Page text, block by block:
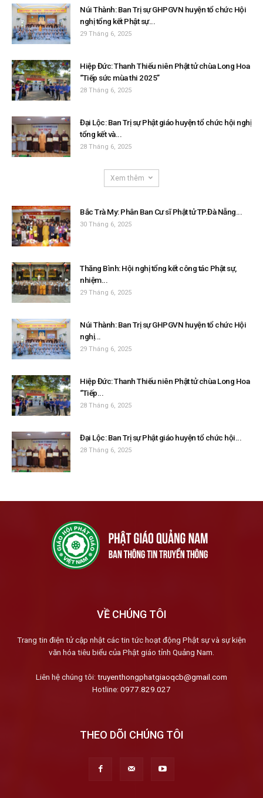
Núi Thành: Ban Trị sự GHPGVN huyện tổ chức Hội
nghị tổng kết Phật sự...
29 Tháng 6, 2025
Hiệp Đức: Thanh Thiếu niên Phật tử chùa Long Hoa
“Tiếp sức mùa thi 2025”
28 Tháng 6, 2025
Đại Lộc: Ban Trị sự Phật giáo huyện tổ chức hội nghị
tổng kết và...
28 Tháng 6, 2025
Xem thêm
Bắc Trà My: Phân Ban Cư sĩ Phật tử TP.Đà Nẵng...
30 Tháng 6, 2025
Thăng Bình: Hội nghị tổng kết công tác Phật sự,
nhiệm...
29 Tháng 6, 2025
Núi Thành: Ban Trị sự GHPGVN huyện tổ chức Hội
nghị...
29 Tháng 6, 2025
Hiệp Đức: Thanh Thiếu niên Phật tử chùa Long Hoa
“Tiếp...
28 Tháng 6, 2025
Đại Lộc: Ban Trị sự Phật giáo huyện tổ chức hội...
28 Tháng 6, 2025
VỀ CHÚNG TÔI
Trang tin điện tử cập nhật các tin tức hoạt động Phật sự và sự kiện
văn hóa tiêu biểu của Phật giáo tỉnh Quảng Nam.
Liên hệ chúng tôi: truyenthongphatgiaoqcb@gmail.com
Hotline: 0977.829.027
THEO DÕI CHÚNG TÔI